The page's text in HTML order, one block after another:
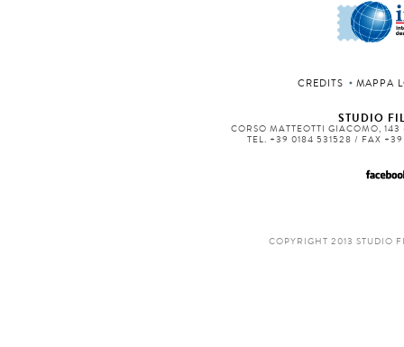
CREDITS MAPPA
STUDIO
CORSO MATTEOTTI GIACOMO,
TEL. +39 0184 531528 / FAX
COPYRIGHT 2013 STUDIO